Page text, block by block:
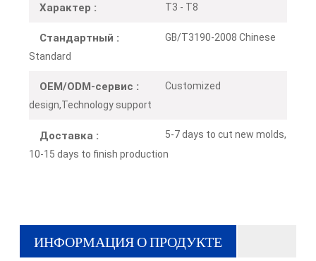
Характер : T3 - T8
Стандартный :
GB/T3190-2008 Chinese
Standard
OEM/ODM-сервис :
Customized
design,Technology support
Доставка :
5-7 days to cut new molds,
10-15 days to finish production
ИНФОРМАЦИЯ О ПРОДУКТЕ